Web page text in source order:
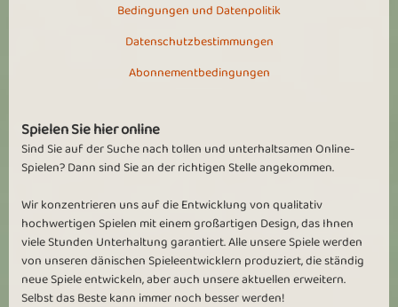
Bedingungen und Datenpolitik
Datenschutzbestimmungen
Abonnementbedingungen
Spielen Sie hier online
Sind Sie auf der Suche nach tollen und unterhaltsamen Online-
Spielen? Dann sind Sie an der richtigen Stelle angekommen.
Wir konzentrieren uns auf die Entwicklung von qualitativ
hochwertigen Spielen mit einem großartigen Design, das Ihnen
viele Stunden Unterhaltung garantiert. Alle unsere Spiele werden
von unseren dänischen Spieleentwicklern produziert, die ständig
neue Spiele entwickeln, aber auch unsere aktuellen erweitern.
Selbst das Beste kann immer noch besser werden!